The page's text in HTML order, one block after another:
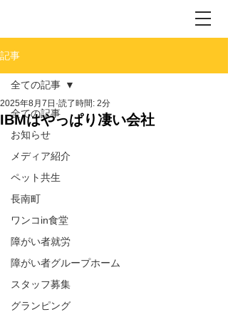
記事
全ての記事
お知らせ
メディア紹介
ペット共生
長南町
ワンコin食堂
障がい者就労
障がい者グループホーム
スタッフ募集
グランピング
全ての記事
IBMはやっぱり凄い会社
2025年8月7日 読了時間: 2分